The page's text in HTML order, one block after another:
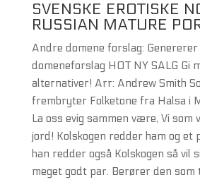
SVENSKE EROTISKE
RUSSIAN MATURE
Andre domene forslag:
domeneforslag HOT NY SALG Gi
alternativer! Arr: Andrew Smith
frembryter Folketone fra Halsa i
La oss evig sammen være, Vi som
jord! Kolskogen redder ham og et
han redder også Kolskogen så vil
meget godt par. Berører den som